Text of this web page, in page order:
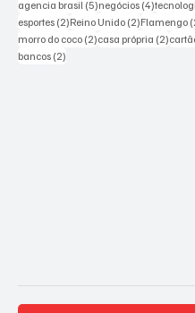
agencia brasil (5)5 posts
negócios (4)4 posts
esportes (2)2 posts
Reino Unido (2)2 posts
Flamengo
morro do coco (2)2 posts
casa própria (2)2
bancos (2)